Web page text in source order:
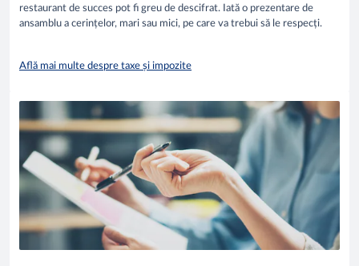
restaurant de succes pot fi greu de descifrat. Iată o prezentare de
ansamblu a cerințelor, mari sau mici, pe care va trebui să le respecți.
Află mai multe despre taxe și impozite